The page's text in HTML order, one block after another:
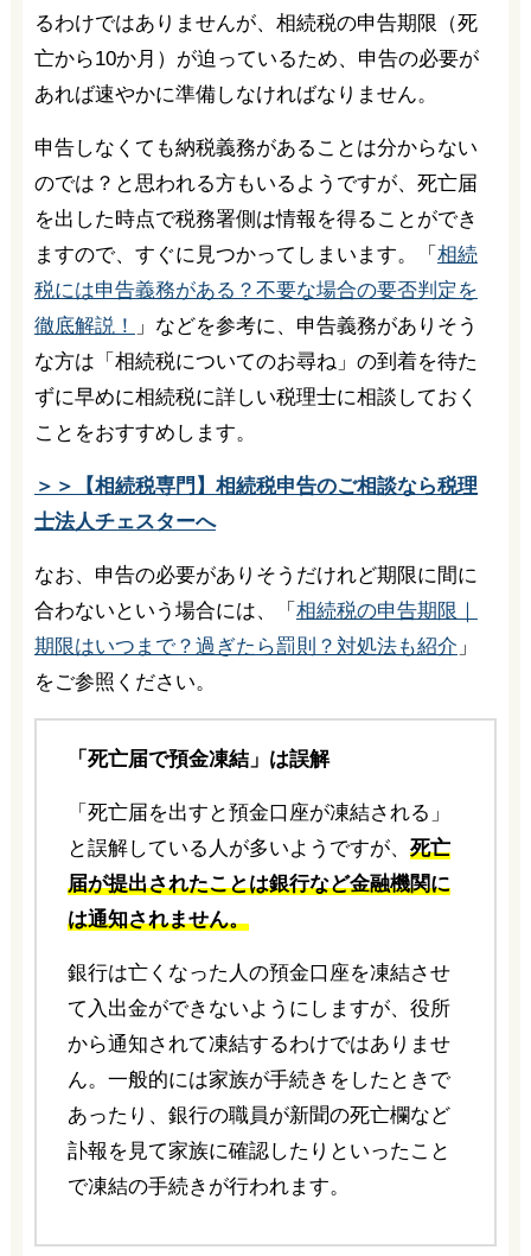
るわけではありませんが、相続税の申告期限（死
亡から10か月）が迫っているため、申告の必要が
あれば速やかに準備しなければなりません。
申告しなくても納税義務があることは分からない
のでは？と思われる方もいるようですが、死亡届
を出した時点で税務署側は情報を得ることができ
ますので、すぐに見つかってしまいます。「 相続
税には申告義務がある？不要な場合の要否判定を
徹底解説！
」などを参考に、申告義務がありそう
な方は「相続税についてのお尋ね」の到着を待た
ずに早めに相続税に詳しい税理士に相談しておく
ことをおすすめします。
＞＞【相続税専門】相続税申告のご相談なら税理
士法人チェスターへ
なお、申告の必要がありそうだけれど期限に間に
合わないという場合には、「 相続税の申告期限｜
期限はいつまで？過ぎたら罰則？対処法も紹介 」
をご参照ください。
「死亡届で預金凍結」は誤解
「死亡届を出すと預金口座が凍結される」
と誤解している人が多いようですが、 死亡
届が提出されたことは銀行など金融機関に
は通知されません。
銀行は亡くなった人の預金口座を凍結させ
て入出金ができないようにしますが、役所
から通知されて凍結するわけではありませ
ん。一般的には家族が手続きをしたときで
あったり、銀行の職員が新聞の死亡欄など
訃報を見て家族に確認したりといったこと
で凍結の手続きが行われます。